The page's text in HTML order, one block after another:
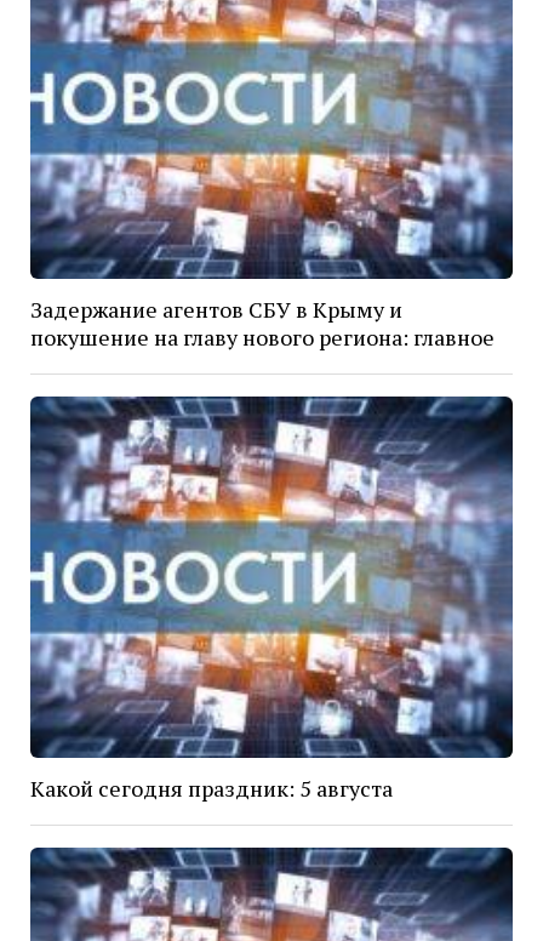
Задержание агентов СБУ в Крыму и
покушение на главу нового региона: главное
Какой сегодня праздник: 5 августа